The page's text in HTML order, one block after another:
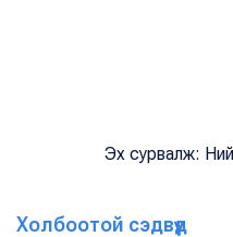
Эх сурвалж:
Холбоотой сэдвүүд